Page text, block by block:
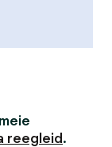
reegleid .